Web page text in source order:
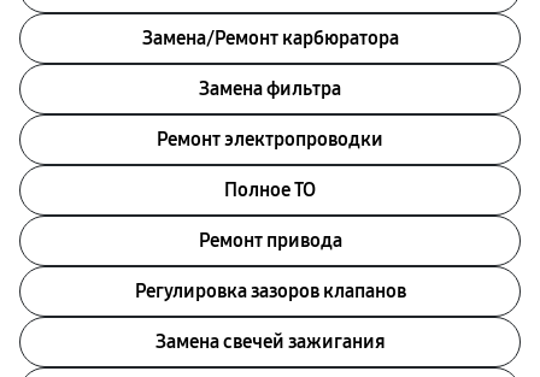
Замена/Pемонт карбюратора
Замена фильтра
Ремонт электропроводки
Полное ТО
Ремонт привода
Регулировка зазоров клапанов
Замена свечей зажигания